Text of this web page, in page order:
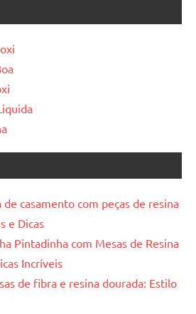
de casamento com peças de resina
e Dicas
Pintadinha com Mesas de Resina
Incríveis
de fibra e resina dourada: Estilo